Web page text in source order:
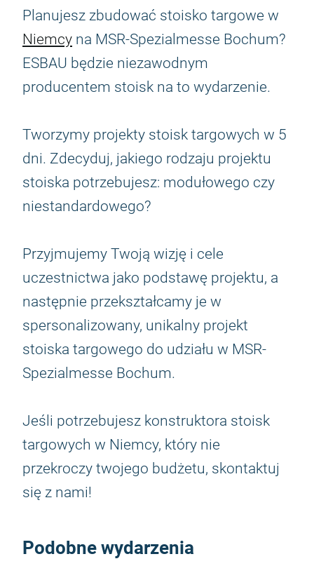
Planujesz zbudować stoisko targowe w
Niemcy na MSR-Spezialmesse Bochum?
ESBAU będzie niezawodnym
producentem stoisk na to wydarzenie.
Tworzymy projekty stoisk targowych w 5
dni. Zdecyduj, jakiego rodzaju projektu
stoiska potrzebujesz: modułowego czy
niestandardowego?
Przyjmujemy Twoją wizję i cele
uczestnictwa jako podstawę projektu, a
następnie przekształcamy je w
spersonalizowany, unikalny projekt
stoiska targowego do udziału w MSR-
Spezialmesse Bochum.
Jeśli potrzebujesz konstruktora stoisk
targowych w Niemcy, który nie
przekroczy twojego budżetu, skontaktuj
się z nami!
Podobne wydarzenia